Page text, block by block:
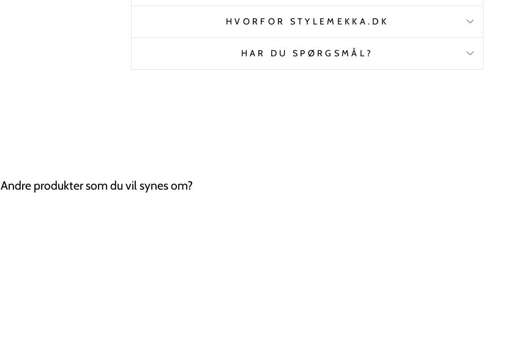
HVORFOR STYLEMEKKA.DK
HAR DU SPØRGSMÅL?
Andre produkter som du vil synes om?